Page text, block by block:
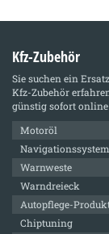
Kfz-Zubehör
Sie suchen ein
Kfz-Zubehör
günstig sofort
Motoröl
Navigationssystem
Warnweste
Warndreieck
Autopflege-
Chiptuning